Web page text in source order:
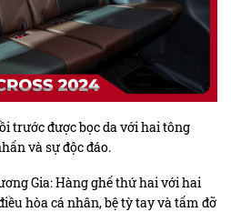
trước được bọc da với hai tông
và sự độc đáo.
Gia: Hàng ghế thứ hai với hai
hòa cá nhân, bệ tỳ tay và tấm đỡ